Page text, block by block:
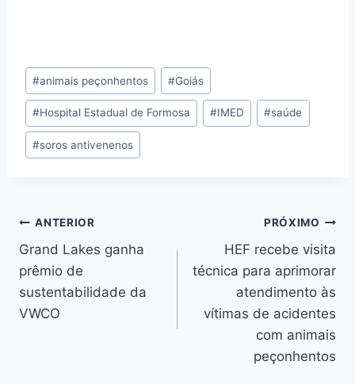
#animais peçonhentos #Goiás
#Hospital Estadual de Formosa #IMED #saúde
#soros antivenenos
ANTERIOR
Grand Lakes ganha
prêmio de
sustentabilidade da
VWCO
PRÓXIMO
HEF recebe visita
técnica para aprimorar
atendimento às
vítimas de acidentes
com animais
peçonhentos